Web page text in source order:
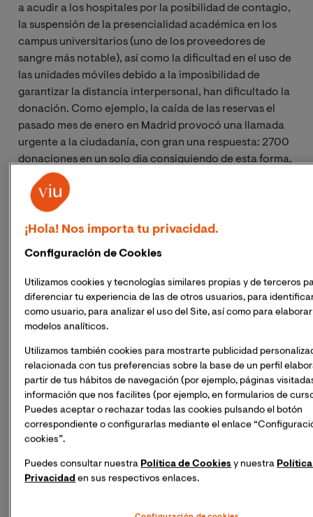
a acudir a los hospitales por la posibilidad de contagio,
la suspensión de la presencialidad académica en los
campus universitarios (uno de los proveedores de
sangre más notable), así como la dificultad en el uso de
las unidades móviles debido a la imposibilidad de
garantizar la distancia interpersonal, han dificultado la
donación. Como ejemplo, la caída de las reservas el
pasado mes de enero en Madrid provocó una llamada
urgente a la ciudadanía, con gran una respuesta: 2700
donaciones en un solo día consiguiendo de esta forma,
continuar la actividad sin restricciones. No obstante, la
necesidad fundamental es mantener un número de
donaciones diarias de forma constante, ya que la
validez de los componentes sanguíneos es limitada: los
plaquetas de 5 días y el plasma 3 años como máximo.
Sabemos que el COVID-19 no se transmite por la
sangre, pero sí existe la posibilidad de crear plasma
rico en anticuerpos a partir de sangre de personas
que hayan superado la infección ¿Es esta una vía de
tratamiento que se está utilizando?
De acuerdo con la OMS (2021), la transmisión del
SARS-CoV-2 por medio de la transfusión de sangre y
componentes sanguíneos no se ha notificado y se
puede utilizar el plasma rico en anticuerpos de las
personas que han superado la infección. El plasma
¡Hola! Nos importa tu privacidad.
Configuración de Cookies
Utilizamos cookies y tecnologías similares propias y de terceros
diferenciar tu experiencia de las de otros usuarios, para
como usuario, para analizar el uso del Site, así como para elaborar
modelos analíticos.
Utilizamos también cookies para mostrarte publicidad
relacionada con tus preferencias sobre la base de un perfil
partir de tus hábitos de navegación (por ejemplo, páginas
información que nos facilites (por ejemplo, en formularios de
Puedes aceptar o rechazar todas las cookies pulsando el botón
correspondiente o configurarlas mediante el enlace
cookies”.
Puedes consultar nuestra Política de Cookies y nuestra
Privacidad en sus respectivos enlaces.